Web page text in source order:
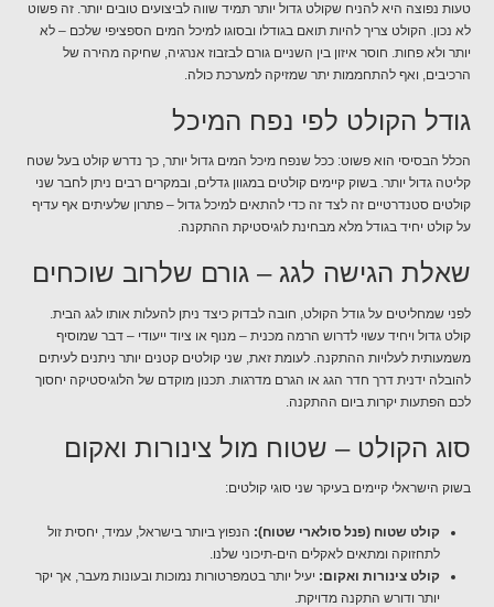
טעות נפוצה היא להניח שקולט גדול יותר תמיד שווה לביצועים טובים יותר. זה פשוט
לא נכון. הקולט צריך להיות תואם בגודלו ובסוגו למיכל המים הספציפי שלכם – לא
יותר ולא פחות. חוסר איזון בין השניים גורם לבזבוז אנרגיה, שחיקה מהירה של
הרכיבים, ואף להתחממות יתר שמזיקה למערכת כולה.
גודל הקולט לפי נפח המיכל
הכלל הבסיסי הוא פשוט: ככל שנפח מיכל המים גדול יותר, כך נדרש קולט בעל שטח
קליטה גדול יותר. בשוק קיימים קולטים במגוון גדלים, ובמקרים רבים ניתן לחבר שני
קולטים סטנדרטיים זה לצד זה כדי להתאים למיכל גדול – פתרון שלעיתים אף עדיף
על קולט יחיד בגודל מלא מבחינת לוגיסטיקת ההתקנה.
שאלת הגישה לגג – גורם שלרוב שוכחים
לפני שמחליטים על גודל הקולט, חובה לבדוק כיצד ניתן להעלות אותו לגג הבית.
קולט גדול ויחיד עשוי לדרוש הרמה מכנית – מנוף או ציוד ייעודי – דבר שמוסיף
משמעותית לעלויות ההתקנה. לעומת זאת, שני קולטים קטנים יותר ניתנים לעיתים
להובלה ידנית דרך חדר הגג או הגרם מדרגות. תכנון מוקדם של הלוגיסטיקה יחסוך
לכם הפתעות יקרות ביום ההתקנה.
סוג הקולט – שטוח מול צינורות ואקום
בשוק הישראלי קיימים בעיקר שני סוגי קולטים:
קולט שטוח (פנל סולארי שטוח): הנפוץ ביותר בישראל, עמיד, יחסית זול
לתחזוקה ומתאים לאקלים הים-תיכוני שלנו.
קולט צינורות ואקום: יעיל יותר בטמפרטורות נמוכות ובעונות מעבר, אך יקר
יותר ודורש התקנה מדויקת.